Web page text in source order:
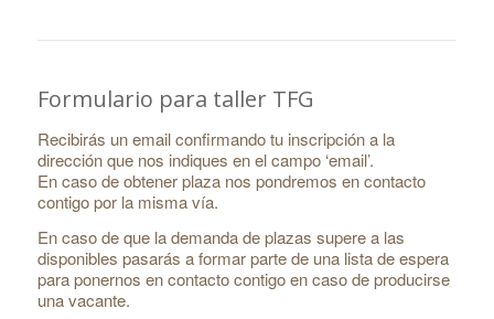
Formulario para taller TFG
Recibirás un email confirmando tu inscripción a la
dirección que nos indiques en el campo ‘email’.
En caso de obtener plaza nos pondremos en contacto
contigo por la misma vía.
En caso de que la demanda de plazas supere a las
disponibles pasarás a formar parte de una lista de espera
para ponernos en contacto contigo en caso de producirse
una vacante.